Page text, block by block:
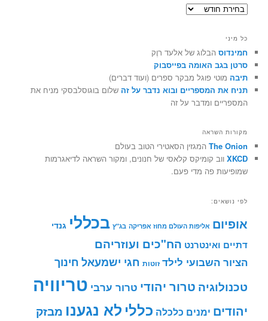
ארכיונים
כל מיני
חמינדוס הבלוג של אלעד רוֶק
סרטן בגב האומה בפייסבוק
תיבה מוטי פוגל מבקר ספרים (ועוד דברים)
תניח את המספריים ובוא נדבר על זה שלום בוגוסלבסקי מניח את
המספריים ומדבר על זה
מקורות השראה
The Onion המגזין הסאטירי הטוב בעולם
XKCD ווב קומיקס קלאסי של חנונים, ומקור השראה לדיאגרמות
שמופיעות פה מדי פעם.
לפי נושאים:
אופיום אליפות העולם מחוז אפריקה בג"ץ בכללי גנדי
דתיים ואינטרנט הח"כים ועוזריהם
הציור השבועי לילד זוטות חגי ישמעאל חינוך
טכנולוגיה טרור יהודי טרור ערבי טריוויה
יהודים ימנים כלכלה כללי לא נגענו מבזק